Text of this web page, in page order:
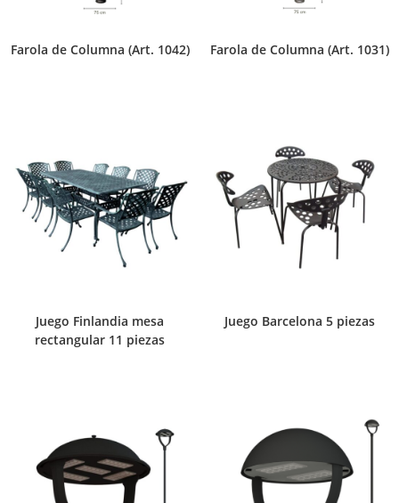
Farola de Columna (Art. 1042) Farola de Columna (Art. 1031)
Juego Finlandia mesa
rectangular 11 piezas
Juego Barcelona 5 piezas